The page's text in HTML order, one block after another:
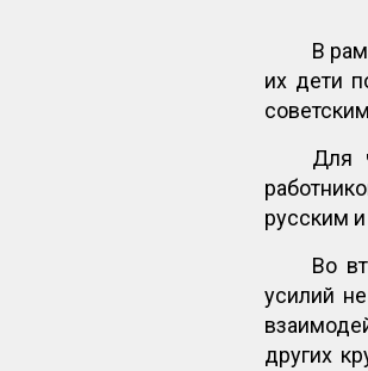
В
их дети
Для
русским
Во
усилий
других